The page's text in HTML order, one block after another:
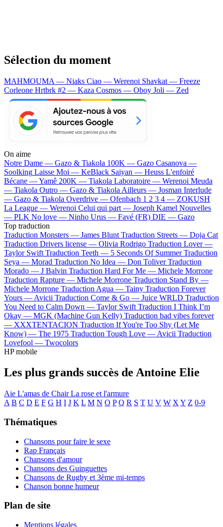
Sélection du moment
MAHMOUMA — Niaks Ciao — Werenoi Shavkat — Freeze
Corleone Hrtbrk #2 — Kaza Cosmos — Oboy Joli — Zed
On aime
Notre Dame — Gazo & Tiakola 100K — Gazo Casanova —
Soolking Laisse Moi — KeBlack Saiyan — Heuss L'enfoiré
Bécane —Yamê 200K — Tiakola Laboratoire — Werenoi Meuda
— Tiakola Outro — Gazo & Tiakola Ailleurs — Josman Interlude
— Gazo & Tiakola Overdrive — Ofenbach 1 2 3 4 — ZOKUSH
La League — Werenoi Celui qui part — Joseph Kamel Nouvelles
— PLK No love — Ninho Urus — Favé (FR) DIE — Gazo
Top traduction
Traduction Monsters — James Blunt Traduction Streets — Doja Cat
Traduction Drivers license — Olivia Rodrigo Traduction Lover —
Taylor Swift Traduction Teeth — 5 Seconds Of Summer Traduction
Seya — Morad Traduction No Idea — Don Toliver Traduction
Morado — J Balvin Traduction Hard For Me — Michele Morrone
Traduction Rapture — Michele Morrone Traduction Stand By —
Michele Morrone Traduction Agua — Tainy Traduction Forever
Yours — Avicii Traduction Come & Go — Juice WRLD Traduction
You Need to Calm Down — Taylor Swift Traduction I Think I’m
Okay — MGK (Machine Gun Kelly) Traduction bad vibes forever
— XXXTENTACION Traduction If You're Too Shy (Let Me
Know) — The 1975 Traduction Tough Love — Avicii Traduction
Lovefool — Twocolors
HP mobile
Les plus grands succès de Antoine Elie
Aie L'amas de ChairLa rose et l'armure
A B C D E F G H I J K L M N O P Q R S T U V W X Y Z 0-9
Thématiques
Chansons pour faire le sexe
Rap Français
Chansons d'amour
Chansons des Guinguettes
Chansons de Rugby et 3ème mi-temps
Chanson bonne humeur
Plan de site
Mentions légales